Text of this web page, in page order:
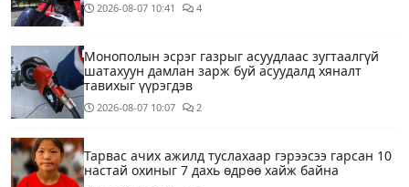
2026-08-07 10:41 4
Монополын эсрэг газрыг асуудлаас зугтаалгүй
шатахуун дамлан зарж буй асуудалд хяналт
тавихыг үүрэгдэв
2026-08-07 10:07 2
Тарвас ачих ажилд туслахаар гэрээсээ гарсан 10
настай охиныг 7 дахь өдрөө хайж байна